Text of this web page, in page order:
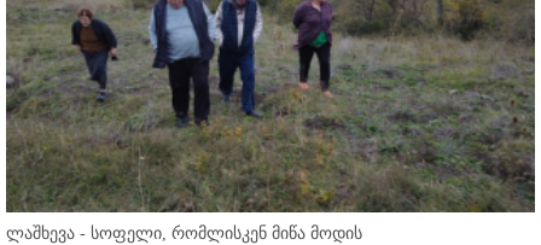
ლაშხევა - სოფელი, რომლისკენ მიწა მოდის